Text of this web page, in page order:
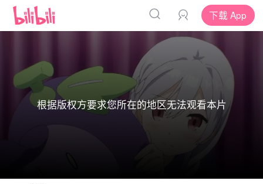
下载 App
根据版权方要求您所在的地区无法观看本片